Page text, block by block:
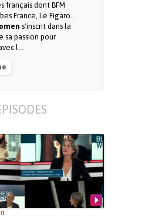
français dont BFM
France, Le Figaro...
s'inscrit dans la
sa passion pour
l...